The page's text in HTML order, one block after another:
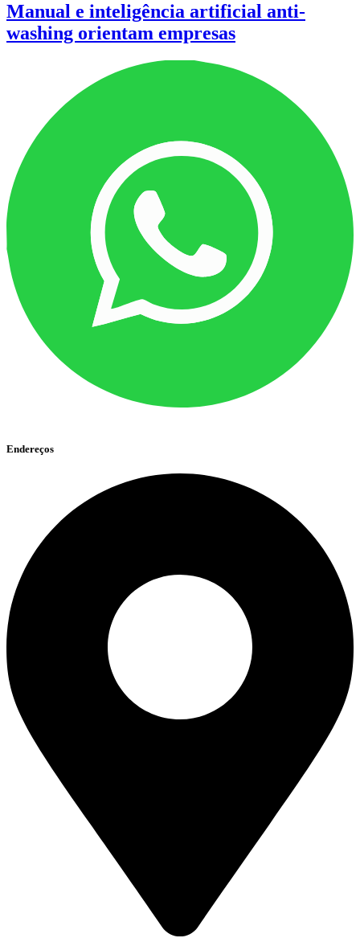
Manual e inteligência artificial anti-
washing orientam empresas
Endereços